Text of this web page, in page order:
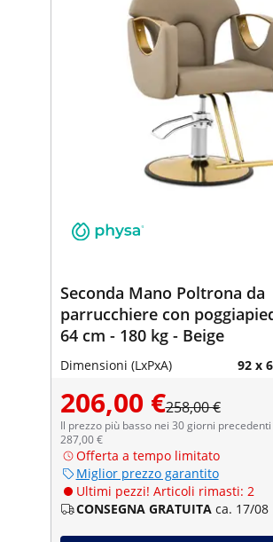
Seconda Mano Poltrona da
parrucchiere con
64 cm - 180 kg - Beige
Dimensioni (LxPxA) 92 x
206,00 €258,00 €
Il prezzo più basso nei 30 giorni
287,00 €
Offerta a tempo limitato
Miglior prezzo garantito
Ultimi pezzi! Articoli rimasti: 2
CONSEGNA GRATUITA ca. 17/08